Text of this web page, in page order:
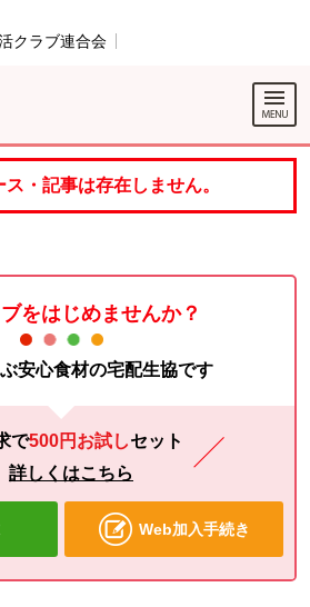
クラブ連合会
ニューです。
スキップする
こまで。
・記事は存在しません。
をはじめませんか？
安心食材の宅配生協です
で500円お試しセット
詳しくはこちら
Web加入手続き